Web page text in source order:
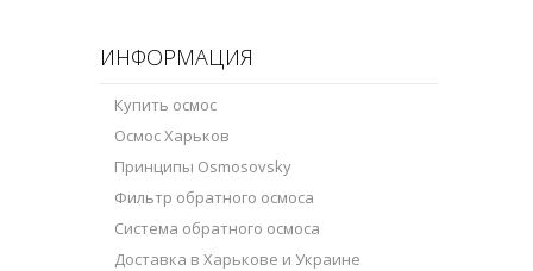
ИНФОРМАЦИЯ
Купить осмос
Осмос Харьков
Принципы Osmosovsky
Фильтр обратного осмоса
Система обратного осмоса
Доставка в Харькове и Украине